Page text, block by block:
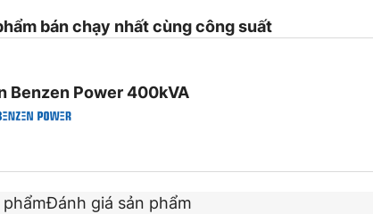
bán chạy nhất cùng công suất
Benzen Power 400kVA
Đánh giá sản phẩm